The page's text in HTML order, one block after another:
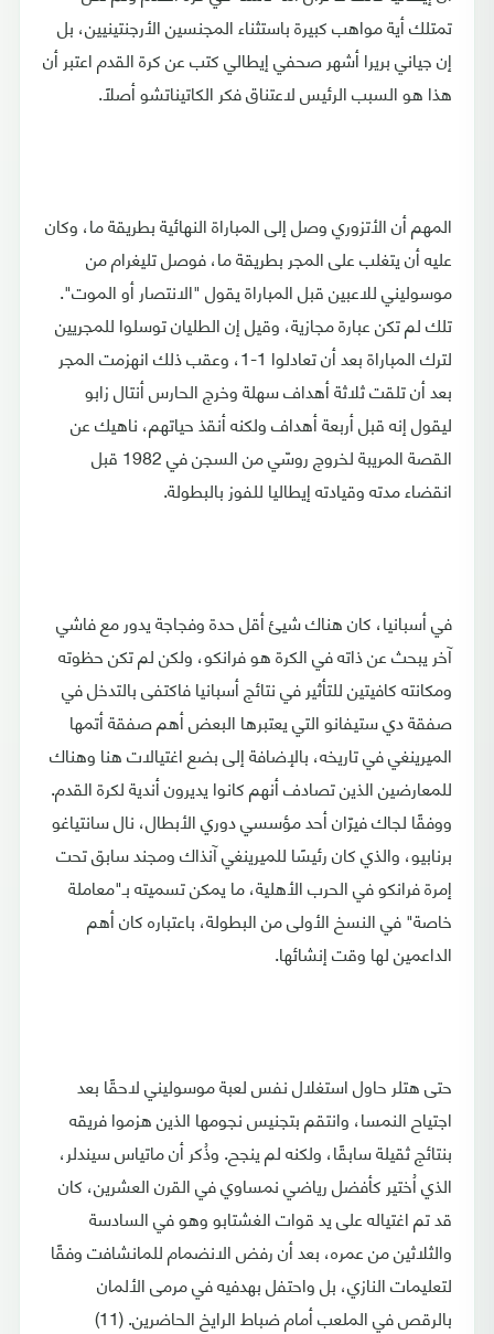
تمتلك أية مواهب كبيرة باستثناء المجنسين الأرجنتينيين، بل
إن جياني بريرا أشهر صحفي إيطالي كتب عن كرة القدم اعتبر أن
هذا هو السبب الرئيس لاعتناق فكر الكاتيناتشو أصلًا.
المهم أن الأتزوري وصل إلى المباراة النهائية بطريقة ما، وكان
عليه أن يتغلب على المجر بطريقة ما، فوصل تليغرام من
موسوليني للاعبين قبل المباراة يقول "الانتصار أو الموت".
تلك لم تكن عبارة مجازية، وقيل إن الطليان توسلوا للمجريين
لترك المباراة بعد أن تعادلوا 1-1، وعقب ذلك انهزمت المجر
بعد أن تلقت ثلاثة أهداف سهلة وخرج الحارس أنتال زابو
ليقول إنه قبل أربعة أهداف ولكنه أنقذ حياتهم، ناهيك عن
القصة المريبة لخروج روسّي من السجن في 1982 قبل
انقضاء مدته وقيادته إيطاليا للفوز بالبطولة.
في أسبانيا، كان هناك شيئ أقل حدة وفجاجة يدور مع فاشي
آخر يبحث عن ذاته في الكرة هو فرانكو، ولكن لم تكن حظوته
ومكانته كافيتين للتأثير في نتائج أسبانيا فاكتفى بالتدخل في
صفقة دي ستيفانو التي يعتبرها البعض أهم صفقة أتمها
الميرينغي في تاريخه، بالإضافة إلى بضع اغتيالات هنا وهناك
للمعارضين الذين تصادف أنهم كانوا يديرون أندية لكرة القدم.
ووفقًا لجاك فيرّان أحد مؤسسي دوري الأبطال، نال سانتياغو
برنابيو، والذي كان رئيسًا للميرينغي آنذاك ومجند سابق تحت
إمرة فرانكو في الحرب الأهلية، ما يمكن تسميته بـ"معاملة
خاصة" في النسخ الأولى من البطولة، باعتباره كان أهم
الداعمين لها وقت إنشائها.
حتى هتلر حاول استغلال نفس لعبة موسوليني لاحقًا بعد
اجتياح النمسا، وانتقم بتجنيس نجومها الذين هزموا فريقه
بنتائج ثقيلة سابقًا، ولكنه لم ينجح. وذُكر أن ماتياس سيندلر،
الذي اُختير كأفضل رياضي نمساوي في القرن العشرين، كان
قد تم اغتياله على يد قوات الغشتابو وهو في السادسة
والثلاثين من عمره، بعد أن رفض الانضمام للمانشافت وفقًا
لتعليمات النازي، بل واحتفل بهدفيه في مرمى الألمان
بالرقص في الملعب أمام ضباط الرايخ الحاضرين. (11)